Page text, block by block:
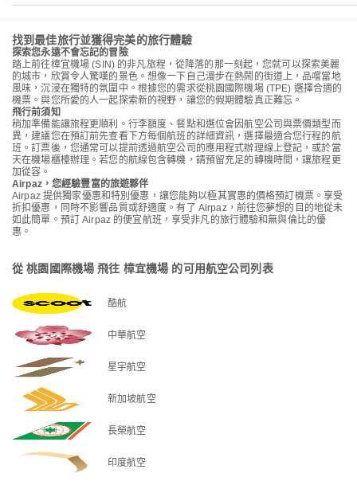
找到最佳旅行並獲得完美的旅行體驗
探索您永遠不會忘記的冒險
踏上前往樟宜機場 (SIN) 的非凡旅程，從降落的那一刻起，您就可以探索美麗
的城市，欣賞令人驚嘆的景色。想像一下自己漫步在熱鬧的街道上，品嚐當地
風味，沉浸在獨特的氛圍中。根據您的需求從桃園國際機場 (TPE) 選擇合適的
機票。與您所愛的人一起探索新的視野，讓您的假期體驗真正難忘。
飛行前須知
稍加準備能讓旅程更順利。行李額度、餐點和選位會因航空公司與票價類型而
異，建議您在預訂前先查看下方每個航班的詳細資訊，選擇最適合您行程的航
班。訂票後，您通常可以提前透過航空公司的應用程式辦理線上登記，或於當
天在機場櫃檯辦理。若您的航線包含轉機，請預留充足的轉機時間，讓旅程更
加從容。
Airpaz，您經驗豐富的旅遊夥伴
Airpaz 提供獨家優惠和特別優惠，讓您能夠以極其實惠的價格預訂機票。享受
折扣優惠，同時不影響品質或舒適度。有了 Airpaz，前往您夢想的目的地從未
如此簡單。預訂 Airpaz 的便宜航班，享受非凡的旅行體驗和無與倫比的優
惠。
從 桃園國際機場 飛往 樟宜機場 的可用航空公司列表
酷航
中華航空
星宇航空
新加坡航空
長榮航空
印度航空